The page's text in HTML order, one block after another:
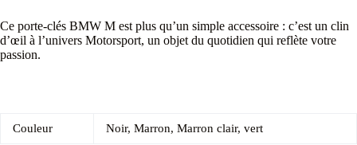
Ce porte-clés BMW M est plus qu’un simple accessoire : c’est un clin
d’œil à l’univers Motorsport, un objet du quotidien qui reflète votre
passion.
Couleur Noir, Marron, Marron clair, vert